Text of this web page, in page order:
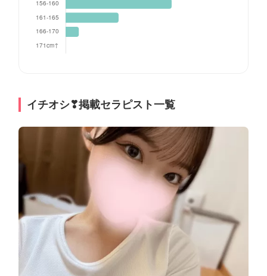
イチオシ❣掲載セラピスト一覧